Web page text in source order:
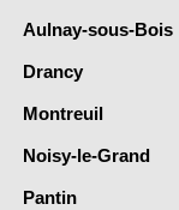
Aulnay-sous-Bois
Drancy
Montreuil
Noisy-le-Grand
Pantin